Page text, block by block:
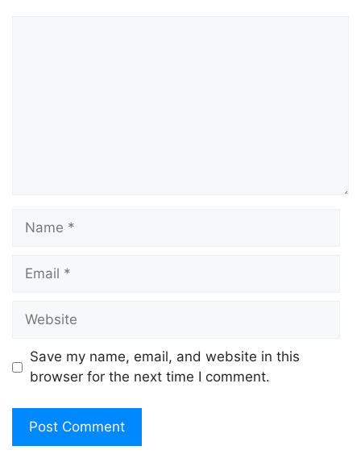
Name
Email
Website
Save my name, email, and website in this
browser for the next time I comment.